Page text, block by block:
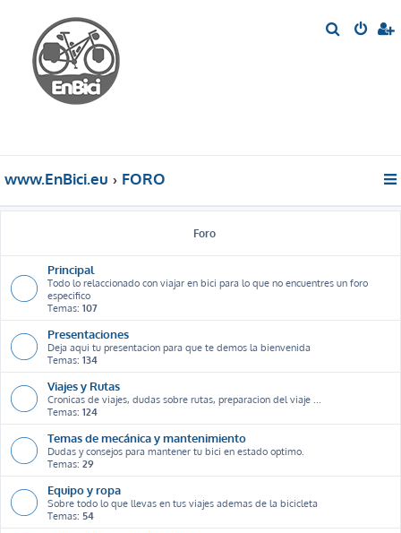
www.EnBici.eu FORO
Foro
Principal
Todo lo relaccionado con viajar en bici para lo que no encuentres un foro
especifico
Temas: 107
Presentaciones
Deja aqui tu presentacion para que te demos la bienvenida
Temas: 134
Viajes y Rutas
Cronicas de viajes, dudas sobre rutas, preparacion del viaje ...
Temas: 124
Temas de mecánica y mantenimiento
Dudas y consejos para mantener tu bici en estado optimo.
Temas: 29
Equipo y ropa
Sobre todo lo que llevas en tus viajes ademas de la bicicleta
Temas: 54